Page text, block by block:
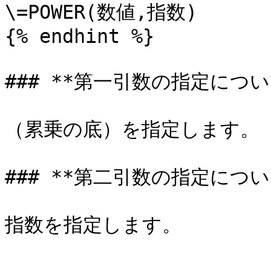
\=POWER(数値,指数)
{% endhint %}
### **第一引数の指定につ
（累乗の底）を指定します。
### **第二引数の指定につ
指数を指定します。